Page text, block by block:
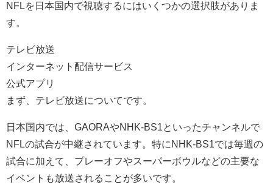
NFLを日本国内で視聴するにはいくつかの選択肢がありま
す。
テレビ放送
インターネット配信サービス
公式アプリ
まず、テレビ放送についてです。
日本国内では、GAORAやNHK-BS1といったチャンネルで
NFLの試合が中継されています。特にNHK-BS1では毎週の
試合に加えて、プレーオフやスーパーボウルなどの主要な
イベントも放送されることが多いです。